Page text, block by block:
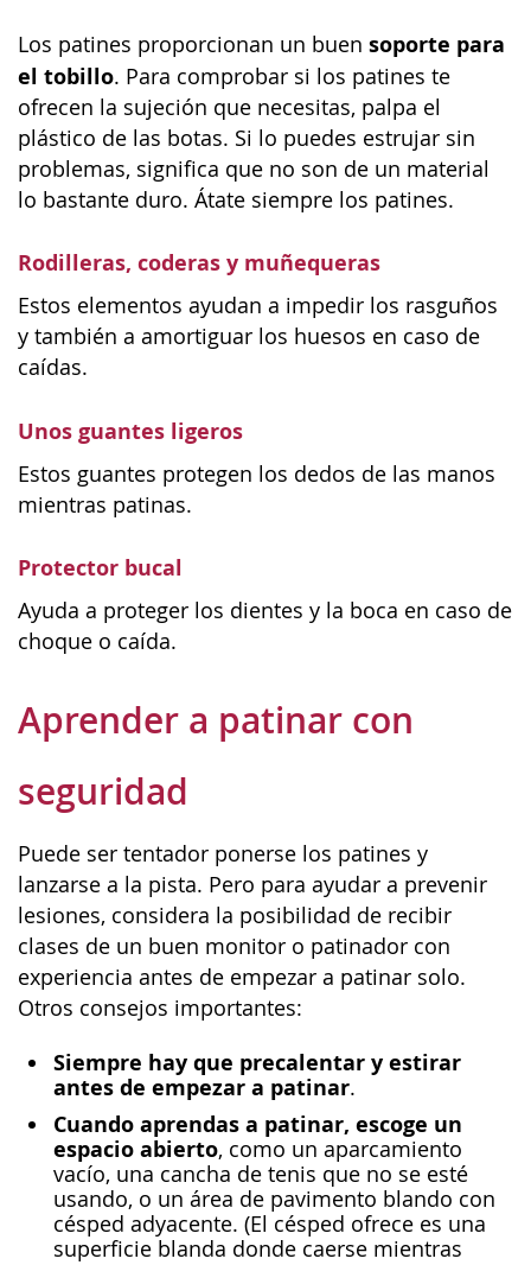
Los patines proporcionan un buen soporte para
el tobillo. Para comprobar si los patines te
ofrecen la sujeción que necesitas, palpa el
plástico de las botas. Si lo puedes estrujar sin
problemas, significa que no son de un material
lo bastante duro. Átate siempre los patines.
Rodilleras, coderas y muñequeras
Estos elementos ayudan a impedir los rasguños
y también a amortiguar los huesos en caso de
caídas.
Unos guantes ligeros
Estos guantes protegen los dedos de las manos
mientras patinas.
Protector bucal
Ayuda a proteger los dientes y la boca en caso de
choque o caída.
Aprender a patinar con
seguridad
Puede ser tentador ponerse los patines y
lanzarse a la pista. Pero para ayudar a prevenir
lesiones, considera la posibilidad de recibir
clases de un buen monitor o patinador con
experiencia antes de empezar a patinar solo.
Otros consejos importantes:
Siempre hay que precalentar y estirar
antes de empezar a patinar.
Cuando aprendas a patinar, escoge un
espacio abierto, como un aparcamiento
vacío, una cancha de tenis que no se esté
usando, o un área de pavimento blando con
césped adyacente. (El césped ofrece es una
superficie blanda donde caerse mientras